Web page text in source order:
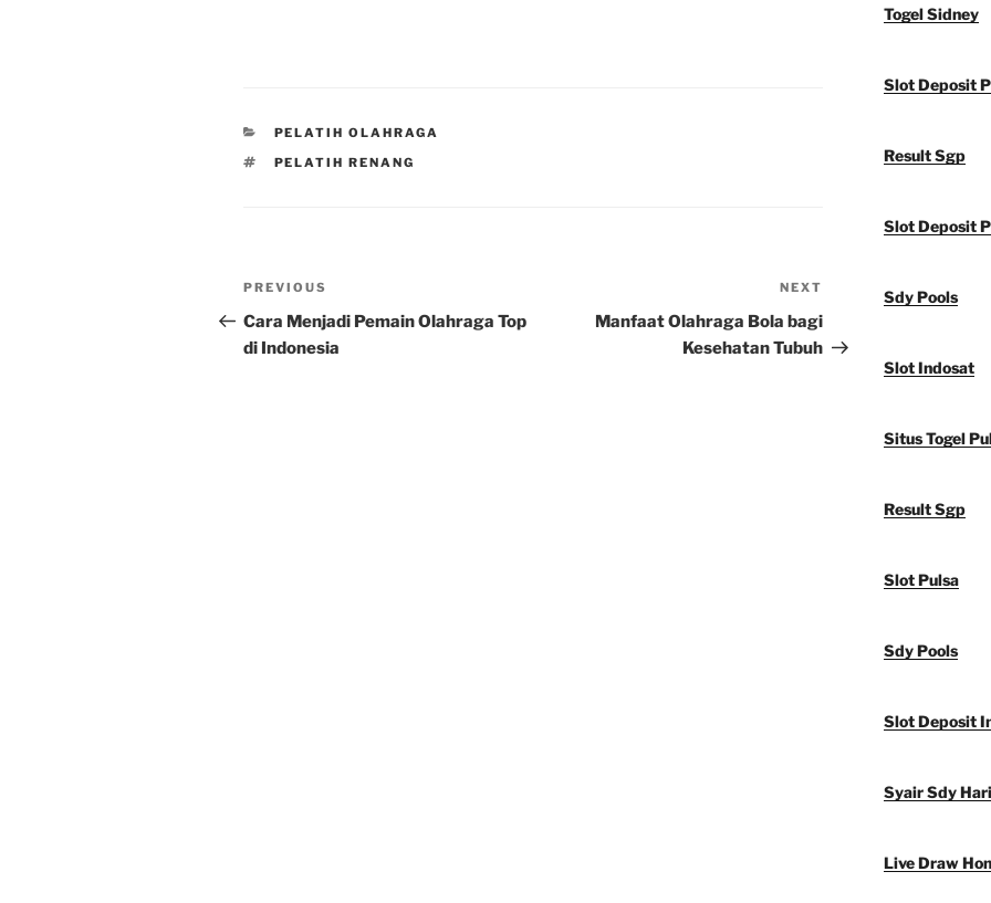
CATEGORIES
PELATIH OLAHRAGA
TAGS
PELATIH RENANG
Post
navigation
Previous
Post
PREVIOUS
Cara Menjadi Pemain Olahraga Top
di Indonesia
Post
NEXT
Manfaat Olahraga Bola bagi
Kesehatan Tubuh
Togel Sidney
Slot Deposit
Result Sgp
Slot Deposit
Sdy Pools
Slot Indosat
Situs Togel
Result Sgp
Slot Pulsa
Sdy Pools
Slot Deposit
Syair Sdy
Live Draw